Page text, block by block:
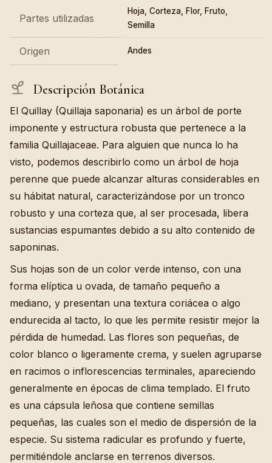
Partes utilizadas
Hoja, Corteza, Flor, Fruto,
Semilla
Origen Andes
Descripción Botánica
El Quillay (Quillaja saponaria) es un árbol de porte
imponente y estructura robusta que pertenece a la
familia Quillajaceae. Para alguien que nunca lo ha
visto, podemos describirlo como un árbol de hoja
perenne que puede alcanzar alturas considerables en
su hábitat natural, caracterizándose por un tronco
robusto y una corteza que, al ser procesada, libera
sustancias espumantes debido a su alto contenido de
saponinas.
Sus hojas son de un color verde intenso, con una
forma elíptica u ovada, de tamaño pequeño a
mediano, y presentan una textura coriácea o algo
endurecida al tacto, lo que les permite resistir mejor la
pérdida de humedad. Las flores son pequeñas, de
color blanco o ligeramente crema, y suelen agruparse
en racimos o inflorescencias terminales, apareciendo
generalmente en épocas de clima templado. El fruto
es una cápsula leñosa que contiene semillas
pequeñas, las cuales son el medio de dispersión de la
especie. Su sistema radicular es profundo y fuerte,
permitiéndole anclarse en terrenos diversos.